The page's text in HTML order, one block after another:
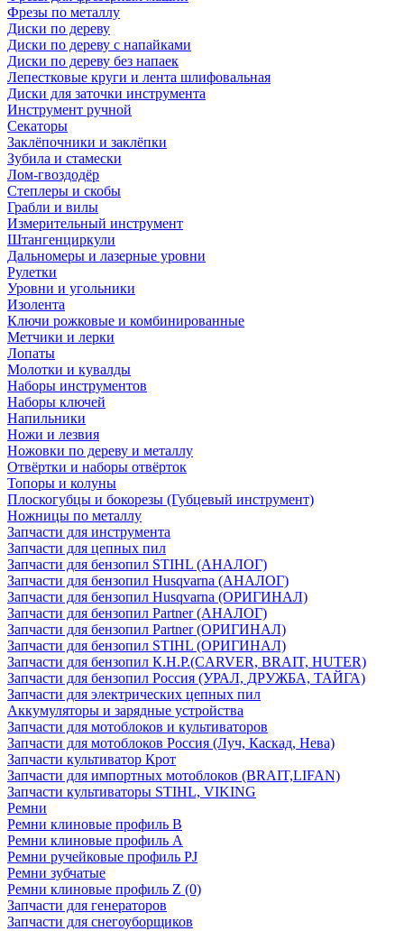
Фрезы по металлу
Диски по дереву
Диски по дереву с напайками
Диски по дереву без напаек
Лепестковые круги и лента шлифовальная
Диски для заточки инструмента
Инструмент ручной
Секаторы
Заклёпочники и заклёпки
Зубила и стамески
Лом-гвоздодёр
Степлеры и скобы
Грабли и вилы
Измерительный инструмент
Штангенциркули
Дальномеры и лазерные уровни
Рулетки
Уровни и угольники
Изолента
Ключи рожковые и комбинированные
Метчики и лерки
Лопаты
Молотки и кувалды
Наборы инструментов
Наборы ключей
Напильники
Ножи и лезвия
Ножовки по дереву и металлу
Отвёртки и наборы отвёрток
Топоры и колуны
Плоскогубцы и бокорезы (Губцевый инструмент)
Ножницы по металлу
Запчасти для инструмента
Запчасти для цепных пил
Запчасти для бензопил STIHL (АНАЛОГ)
Запчасти для бензопил Husqvarna (АНАЛОГ)
Запчасти для бензопил Husqvarna (ОРИГИНАЛ)
Запчасти для бензопил Partner (АНАЛОГ)
Запчасти для бензопил Partner (ОРИГИНАЛ)
Запчасти для бензопил STIHL (ОРИГИНАЛ)
Запчасти для бензопил К.Н.Р.(CARVER, BRAIT, HUTER)
Запчасти для бензопил Россия (УРАЛ, ДРУЖБА, ТАЙГА)
Запчасти для электрических цепных пил
Аккумуляторы и зарядные устройства
Запчасти для мотоблоков и культиваторов
Запчасти для мотоблоков Россия (Луч, Каскад, Нева)
Запчасти культиватор Крот
Запчасти для импортных мотоблоков (BRAIT,LIFAN)
Запчасти культиваторы STIHL, VIKING
Ремни
Ремни клиновые профиль B
Ремни клиновые профиль А
Ремни ручейковые профиль PJ
Ремни зубчатые
Ремни клиновые профиль Z (0)
Запчасти для генераторов
Запчасти для снегоуборщиков